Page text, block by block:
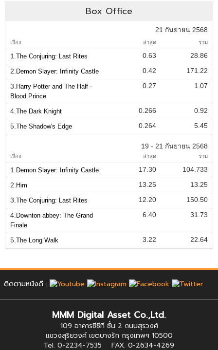
Box Office
21 กันยายน 2568
เรื่อง ล่าสุด รวม
1. The Conjuring: Last Rites 0.63
28.86
2. Demon Slayer: Infinity Castle 0.42
171.22
3. Harry Potter and The Half -
Blood Prince
0.27 1.07
4. The Dark Knight 0.266
0.92
5. The Shadow's Edge 0.264 5.45
19 - 21 กันยายน 2568
เรื่อง ล่าสุด รวม
1. Demon Slayer: Infinity Castle 17.30
104.733
2. Him 13.25
13.25
3. The Conjuring: Last Rites 12.20
150.50
4. Downton abbey: The Grand
Finale
6.40 31.73
5. The Long Walk 3.22 22.64
ติดตามหนังดี :
MMM Digital Asset Co.,Ltd.
109 อาคารซีซีที ชั้น 2 ถนนสุรวงศ์
แขวงสุริยวงศ์ เขตบางรัก กรุงเทพฯ 10500
Tel. 0-2234-7535 FAX. 0-2634-4269